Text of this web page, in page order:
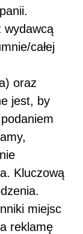
wydawcą
całej
oraz
jest, by
Kluczową
miejsc
reklamę